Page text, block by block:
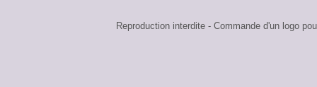
Reproduction interdite - Commande d'un logo